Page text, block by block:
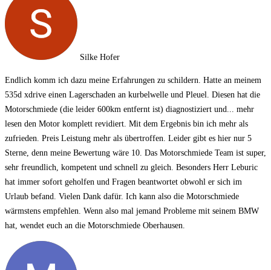
Silke Hofer
Endlich komm ich dazu meine Erfahrungen zu schildern. Hatte an meinem
535d xdrive einen Lagerschaden an kurbelwelle und Pleuel. Diesen hat die
Motorschmiede (die leider 600km entfernt ist) diagnostiziert und ... mehr
lesen den Motor komplett revidiert. Mit dem Ergebnis bin ich mehr als
zufrieden. Preis Leistung mehr als übertroffen. Leider gibt es hier nur 5
Sterne, denn meine Bewertung wäre 10. Das Motorschmiede Team ist super,
sehr freundlich, kompetent und schnell zu gleich. Besonders Herr Leburic
hat immer sofort geholfen und Fragen beantwortet obwohl er sich im
Urlaub befand. Vielen Dank dafür. Ich kann also die Motorschmiede
wärmstens empfehlen. Wenn also mal jemand Probleme mit seinem BMW
hat, wendet euch an die Motorschmiede Oberhausen.